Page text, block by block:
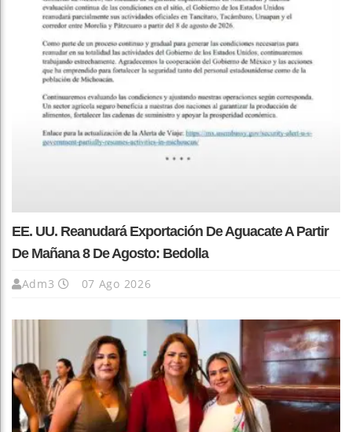
EE. UU. Reanudará Exportación De Aguacate A Partir
De Mañana 8 De Agosto: Bedolla
Adm3 07 Ago 2026